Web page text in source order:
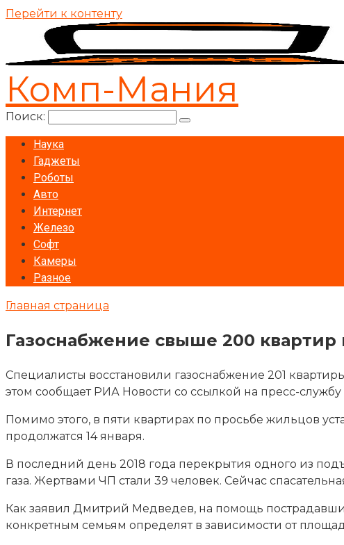
Перейти к контенту
Комп-Мания
Поиск:
Наука
Гаджеты
Роботы
Авто
Интернет
Железо
Софт
Камеры
Разное
Главная страница
Газоснабжение свыше 200
Специалисты восстановили газоснабжение 201
этом сообщает РИА Новости со ссылкой на пресс-
Помимо этого, в пяти квартирах по просьбе жильцов
продолжатся 14 января.
В последний день 2018 года перекрытия одного из
газа. Жертвами ЧП стали 39 человек. Сейчас
Как заявил Дмитрий Медведев, на помощь
конкретным семьям определят в зависимости от